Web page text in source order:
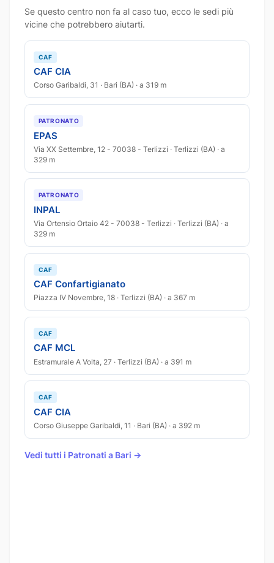
Se questo centro non fa al caso tuo, ecco le sedi più
vicine che potrebbero aiutarti.
CAF
CAF CIA
Corso Garibaldi, 31 · Bari (BA) · a 319 m
PATRONATO
EPAS
Via XX Settembre, 12 - 70038 - Terlizzi · Terlizzi (BA) · a
329 m
PATRONATO
INPAL
Via Ortensio Ortaio 42 - 70038 - Terlizzi · Terlizzi (BA) · a
329 m
CAF
CAF Confartigianato
Piazza IV Novembre, 18 · Terlizzi (BA) · a 367 m
CAF
CAF MCL
Estramurale A Volta, 27 · Terlizzi (BA) · a 391 m
CAF
CAF CIA
Corso Giuseppe Garibaldi, 11 · Bari (BA) · a 392 m
Vedi tutti i Patronati a Bari →